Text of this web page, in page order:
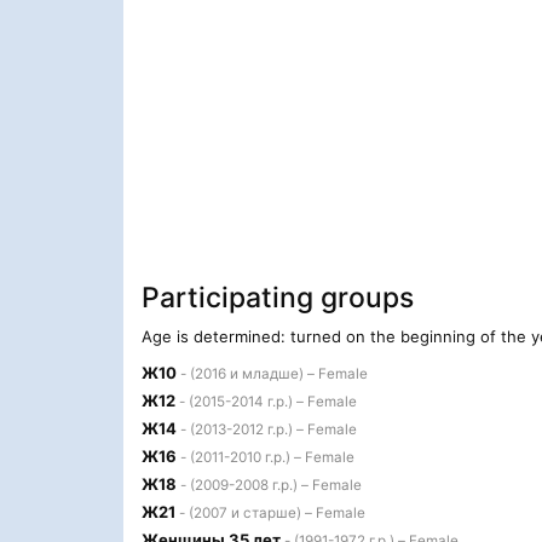
Participating groups
Age is determined: turned on the beginning of the
Ж10 - (2016 и младше) – Female
Ж12 - (2015-2014 г.р.) – Female
Ж14 - (2013-2012 г.р.) – Female
Ж16 - (2011-2010 г.р.) – Female
Ж18 - (2009-2008 г.р.) – Female
Ж21 - (2007 и старше) – Female